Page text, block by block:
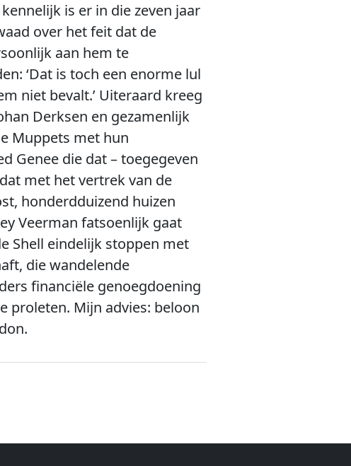
is er in die zeven jaar
over het feit dat de
aan hem te
‘Dat is toch een enorme lul
niet bevalt.’ Uiteraard kreeg
Derksen en gezamenlijk
Muppets met hun
Genee die dat – toegegeven
met het vertrek van de
honderdduizend huizen
Veerman fatsoenlijk gaat
Shell eindelijk stoppen met
die wandelende
financiële genoegdoening
proleten. Mijn advies: beloon